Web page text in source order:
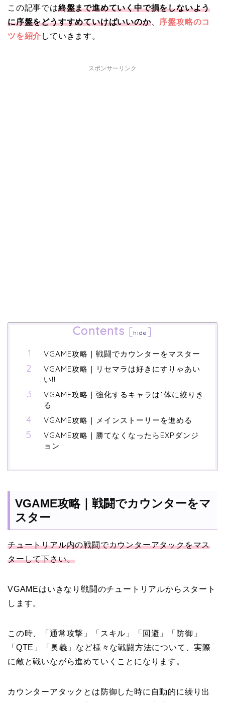
この記事では終盤まで進めていく中で損をしないよう
に序盤をどうすすめていけばいいのか、 序盤攻略のコ
ツを紹介 していきます。
スポンサーリンク
Contents [hide ]
VGAME攻略｜戦闘でカウンターをマスター
VGAME攻略｜リセマラは好きにすりゃあい
い!!
VGAME攻略｜強化するキャラは1体に絞りき
る
VGAME攻略｜メインストーリーを進める
VGAME攻略｜勝てなくなったらEXPダンジ
ョン
VGAME攻略｜戦闘でカウンターをマ
スター
チュートリアル内の戦闘でカウンターアタックをマス
ターして下さい。
VGAMEはいきなり戦闘のチュートリアルからスタート
します。
この時、「通常攻撃」「スキル」「回避」「防御」
「QTE」「奥義」など様々な戦闘方法について、実際
に敵と戦いながら進めていくことになります。
カウンターアタックとは防御した時に自動的に繰り出